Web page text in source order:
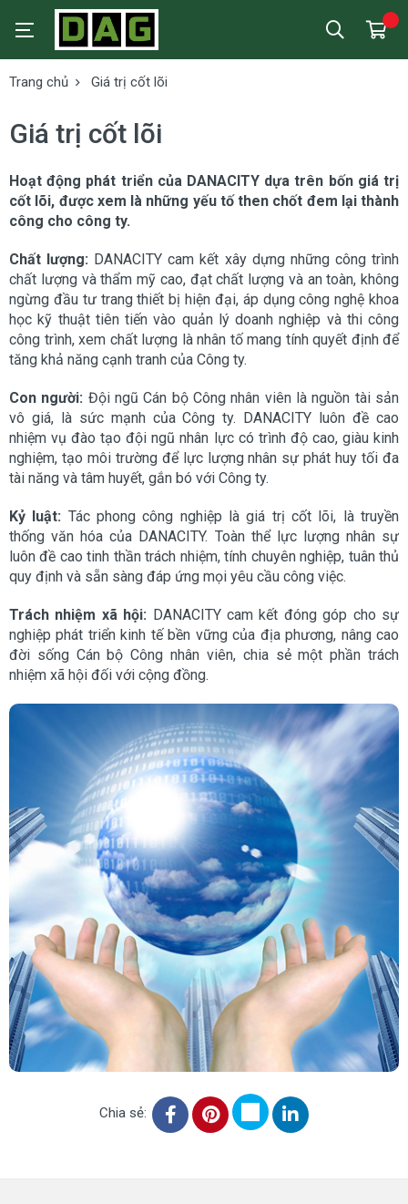
Trang chủ Giá trị cốt lõi
Giá trị cốt lõi
Hoạt động phát triển của DANACITY dựa trên bốn giá trị
cốt lõi, được xem là những yếu tố then chốt đem lại thành
công cho công ty.
Chất lượng: DANACITY cam kết xây dựng những công trình
chất lượng và thẩm mỹ cao, đạt chất lượng và an toàn, không
ngừng đầu tư trang thiết bị hiện đại, áp dụng công nghệ khoa
học kỹ thuật tiên tiến vào quản lý doanh nghiệp và thi công
công trình, xem chất lượng là nhân tố mang tính quyết định để
tăng khả năng cạnh tranh của Công ty.
Con người: Đội ngũ Cán bộ Công nhân viên là nguồn tài sản
vô giá, là sức mạnh của Công ty. DANACITY luôn đề cao
nhiệm vụ đào tạo đội ngũ nhân lực có trình độ cao, giàu kinh
nghiệm, tạo môi trường để lực lượng nhân sự phát huy tối đa
tài năng và tâm huyết, gắn bó với Công ty.
Kỷ luật: Tác phong công nghiệp là giá trị cốt lõi, là truyền
thống văn hóa của DANACITY. Toàn thể lực lượng nhân sự
luôn đề cao tinh thần trách nhiệm, tính chuyên nghiệp, tuân thủ
quy định và sẵn sàng đáp ứng mọi yêu cầu công việc.
Trách nhiệm xã hội: DANACITY cam kết đóng góp cho sự
nghiệp phát triển kinh tế bền vững của địa phương, nâng cao
đời sống Cán bộ Công nhân viên, chia sẻ một phần trách
nhiệm xã hội đối với cộng đồng.
Chia sẻ: